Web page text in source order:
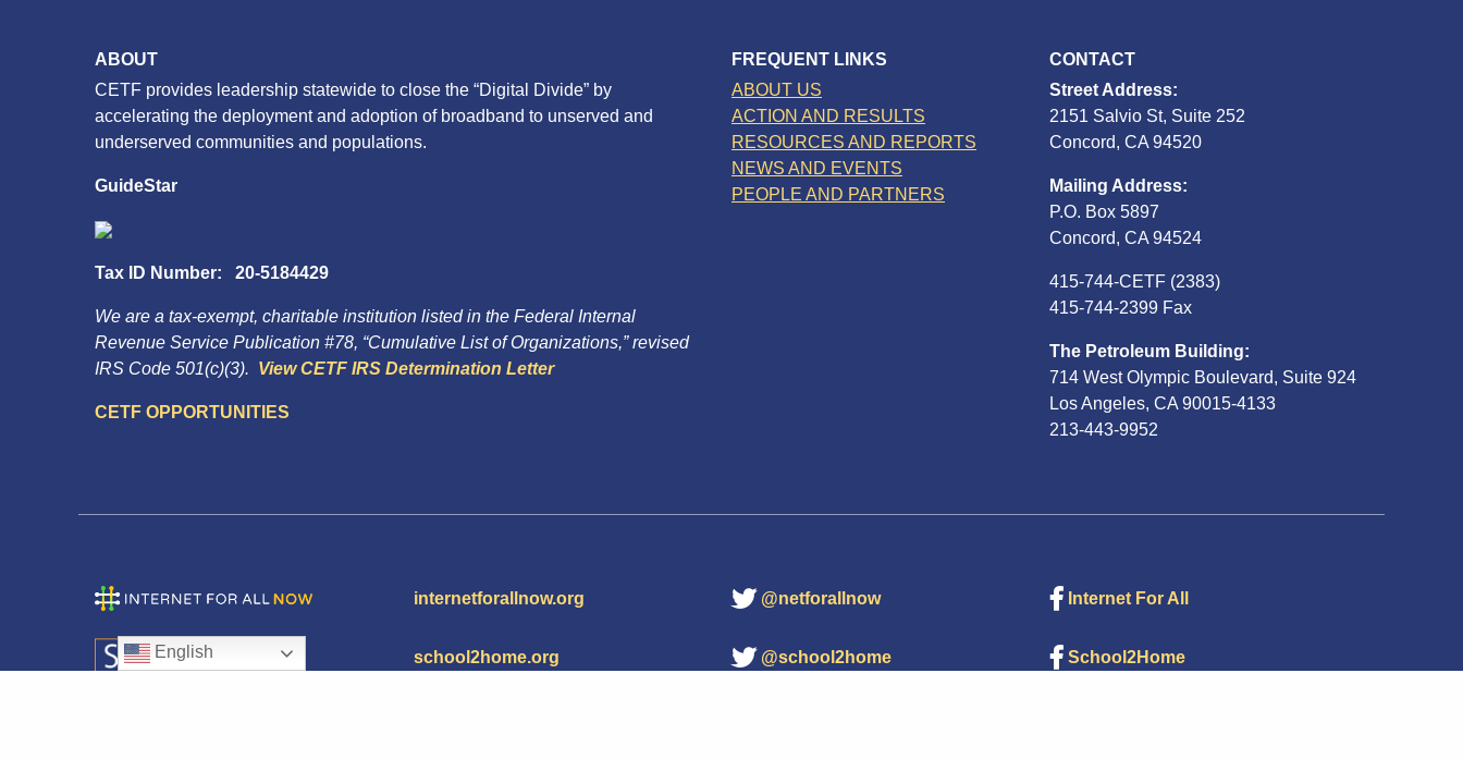
ABOUT
CETF provides leadership statewide to close the “Digital Divide” by
accelerating the deployment and adoption of broadband to unserved and
underserved communities and populations.
GuideStar
Tax ID Number: 20-5184429
We are a tax-exempt, charitable institution listed in the Federal Internal
Revenue Service Publication #78, “Cumulative List of Organizations,” revised
IRS Code 501(c)(3). View CETF IRS Determination Letter
CETF OPPORTUNITIES
FREQUENT LINKS
ABOUT US
ACTION AND RESULTS
RESOURCES AND REPORTS
NEWS AND EVENTS
PEOPLE AND PARTNERS
CONTACT
Street Address:
2151 Salvio St, Suite 252
Concord, CA 94520
Mailing Address:
P.O. Box 5897
Concord, CA 94524
415-744-CETF (2383)
415-744-2399 Fax
The Petroleum Building:
714 West Olympic Boulevard, Suite 924
Los Angeles, CA 90015-4133
213-443-9952
internetforallnow.org @netforallnow Internet For All
school2home.org @school2home School2Home
English